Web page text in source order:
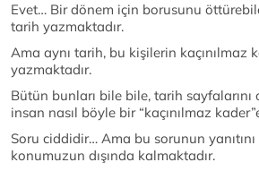
Evet… Bir dönem için borusunu
tarih yazmaktadır.
Ama aynı tarih, bu kişilerin kaçınılmaz
yazmaktadır.
Bütün bunları bile bile, tarih
insan nasıl böyle bir “kaçınılmaz
Soru ciddidir… Ama bu sorunun
konumuzun dışında kalmaktadır.